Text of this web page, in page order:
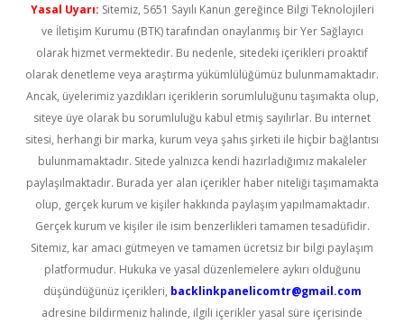
Yasal Uyarı: Sitemiz, 5651 Sayılı Kanun gereğince Bilgi Teknolojileri
ve İletişim Kurumu (BTK) tarafından onaylanmış bir Yer Sağlayıcı
olarak hizmet vermektedir. Bu nedenle, sitedeki içerikleri proaktif
olarak denetleme veya araştırma yükümlülüğümüz bulunmamaktadır.
Ancak, üyelerimiz yazdıkları içeriklerin sorumluluğunu taşımakta olup,
siteye üye olarak bu sorumluluğu kabul etmiş sayılırlar. Bu internet
sitesi, herhangi bir marka, kurum veya şahıs şirketi ile hiçbir bağlantısı
bulunmamaktadır. Sitede yalnızca kendi hazırladığımız makaleler
paylaşılmaktadır. Burada yer alan içerikler haber niteliği taşımamakta
olup, gerçek kurum ve kişiler hakkında paylaşım yapılmamaktadır.
Gerçek kurum ve kişiler ile isim benzerlikleri tamamen tesadüfidir.
Sitemiz, kar amacı gütmeyen ve tamamen ücretsiz bir bilgi paylaşım
platformudur. Hukuka ve yasal düzenlemelere aykırı olduğunu
düşündüğünüz içerikleri, backlinkpanelicomtr@gmail.com
adresine bildirmeniz halinde, ilgili içerikler yasal süre içerisinde